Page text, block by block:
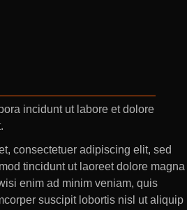
incidunt ut labore et dolore
consectetuer adipiscing elit, sed
tincidunt ut laoreet dolore magna
enim ad minim veniam, quis
suscipit lobortis nisl ut aliquip